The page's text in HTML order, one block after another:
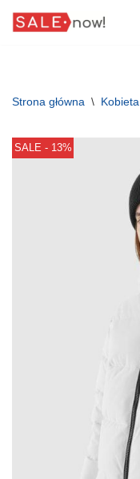
Strona główna \ Kobieta
SALE - 13%